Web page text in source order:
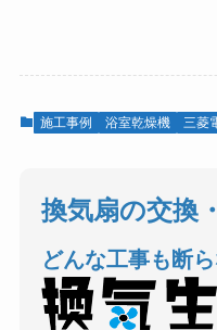
施工事例 浴室乾燥機 三菱
換気扇の交換
どんな工事も断